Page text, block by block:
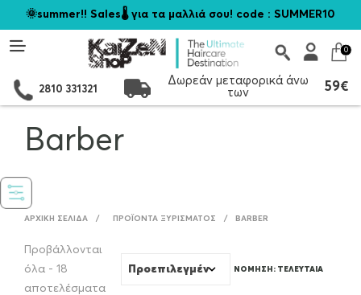
🌞summer!! Sales🌡️ για τα μαλλιά σου! code : SUMMER10
0
2810 331321
Δωρεάν μεταφορικά άνω
των
59€
Barber
ΑΡΧΙΚΉ ΣΕΛΊΔΑ / ΠΡΟΪΌΝΤΑ ΞΥΡΙΣΜΑΤΟΣ / BARBER
Προβάλλονται
όλα - 18
αποτελέσματαSorted